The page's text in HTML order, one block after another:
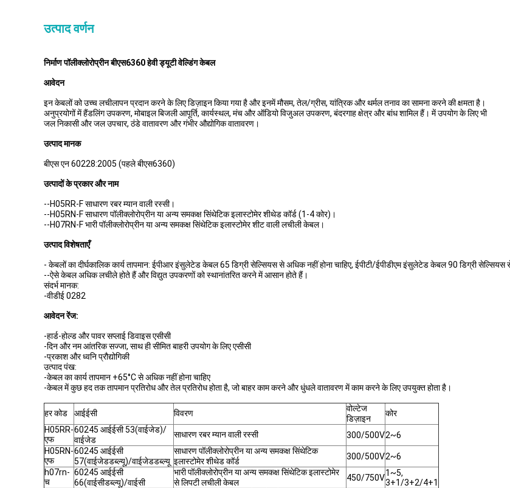
उत्पाद वर्णन
निर्माण पॉलीक्लोरोप्रीन बीएस6360 हेवी ड्यूटी वेल्डिंग केबल
आवेदन
इन केबलों को उच्च लचीलापन प्रदान करने के लिए डिज़ाइन किया गया है और इनमें मौसम, तेल/ग्रीस, यांत्रिक और थर्मल तनाव का सामना करने की क्षमता है।
अनुप्रयोगों में हैंडलिंग उपकरण, मोबाइल बिजली आपूर्ति, कार्यस्थल, मंच और ऑडियो विजुअल उपकरण, बंदरगाह क्षेत्र और बांध शामिल हैं। में उपयोग के लिए भी
जल निकासी और जल उपचार, ठंडे वातावरण और गंभीर औद्योगिक वातावरण।
उत्पाद मानक
बीएस एन 60228:2005 (पहले बीएस6360)
उत्पादों के प्रकार और नाम
--H05RR-F साधारण रबर म्यान वाली रस्सी।
--H05RN-F साधारण पॉलीक्लोरोप्रीन या अन्य समकक्ष सिंथेटिक इलास्टोमेर शीथेड कॉर्ड (1-4 कोर)।
--H07RN-F भारी पॉलीक्लोरोप्रीन या अन्य समकक्ष सिंथेटिक इलास्टोमेर शीट वाली लचीली केबल।
उत्पाद विशेषताएँ
- केबलों का दीर्घकालिक कार्य तापमान: ईपीआर इंसुलेटेड केबल 65 डिग्री सेल्सियस से अधिक नहीं होना चाहिए, ईपीटी/ईपीडीएम इंसुलेटेड केबल 90 डिग्री सेल्सियस
--ऐसे केबल अधिक लचीले होते हैं और विद्युत उपकरणों को स्थानांतरित करने में आसान होते हैं।
संदर्भ मानक:
-वीडीई 0282
आवेदन रेंज:
-हार्ड-होल्ड और पावर सप्लाई डिवाइस एसीसी
-दिन और नम आंतरिक सज्जा, साथ ही सीमित बाहरी उपयोग के लिए एसीसी
-प्रकाश और ध्वनि प्रौद्योगिकी
उत्पाद पंख:
-केबल का कार्य तापमान +65°C से अधिक नहीं होना चाहिए
-केबल में कुछ हद तक तापमान प्रतिरोध और तेल प्रतिरोध होता है, जो बाहर काम करने और धुंधले वातावरण में काम करने के लिए उपयुक्त होता है।
हर कोड आईईसी विवरण
वोल्टेज
डिज़ाइन
कोर
H05RR-
एफ
60245 आईईसी 53(वाईजेड)/
वाईजेड
साधारण रबर म्यान वाली रस्सी 300/500V2~6
H05RN-
एफ
60245 आईईसी
57(वाईजेडडब्ल्यू)/वाईजेडडब्ल्यू
साधारण पॉलीक्लोरोप्रीन या अन्य समकक्ष सिंथेटिक
इलास्टोमेर शीथेड कॉर्ड
300/500V2~6
h07rn-
च
60245 आईईसी
66(वाईसीडब्ल्यू)/वाईसी
भारी पॉलीक्लोरोप्रीन या अन्य समकक्ष सिंथेटिक इलास्टोमेर
से लिपटी लचीली केबल
450/750V1~5,
3+1/3+2/4+1